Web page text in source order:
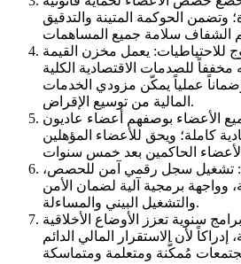
وتضمن الحوكمة المتينة والتدقيق
للاحتياطيات: يعمل مخزن القيمة
مخففاً للصدمات الاقتصادية الكلية
وضماناً عملياً يمكّن مزودي الخدمات
المالية من توسيع الإقراض.
الأعضاء بوصفهم أعضاء عاديون
كاملة؛ ويحق للأعضاء المؤهلين
تشغيل سجل رقمي آمن للحصص،
وواجهة برمجية آلية لضمان الأمن
والتشغيل البيني والمساءلة.
سنوية تعزز الأوضاع الأخلاقية
إدراكاً لأن الاستقرار المالي الدائم